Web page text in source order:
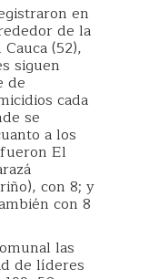
en
de la
(52),
siguen
de
cada
se
a los
El
con 8; y
con 8
las
de líderes